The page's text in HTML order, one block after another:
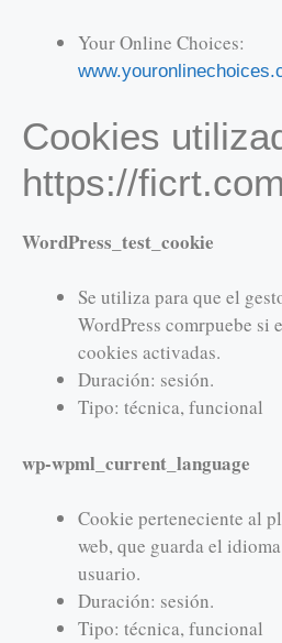
Your Online Choices:
Cookies
https://
WordPress_test_cookie
Se utiliza para que el
WordPress comrpuebe si
cookies activadas.
Duración: sesión.
Tipo: técnica, funcional
wp-wpml_current_language
Cookie perteneciente al
web, que guarda el
usuario.
Duración: sesión.
Tipo: técnica, funcional